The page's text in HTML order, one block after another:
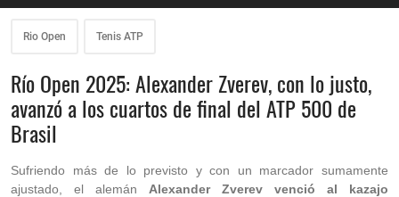
Rio Open Tenis ATP
Río Open 2025: Alexander Zverev, con lo justo,
avanzó a los cuartos de final del ATP 500 de
Brasil
Sufriendo más de lo previsto y con un marcador sumamente
ajustado, el alemán Alexander Zverev venció al kazajo